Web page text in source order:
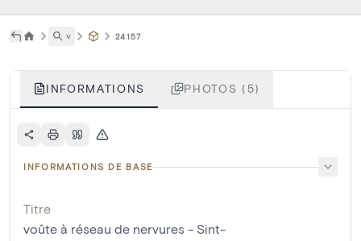
˅ 24157
INFORMATIONS PHOTOS (5)
INFORMATIONS DE BASE
Titre
voûte à réseau de nervures - Sint-